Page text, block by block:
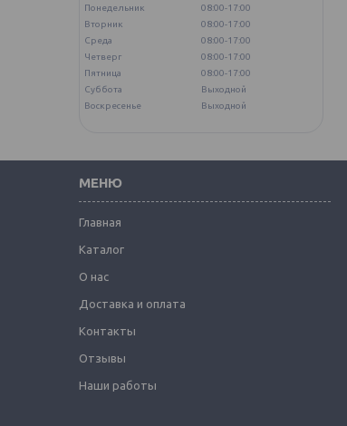
Понедельник
08:00-17:00
Вторник
08:00-17:00
Среда
08:00-17:00
Четверг
08:00-17:00
Пятница
08:00-17:00
Суббота
Выходной
Воскресенье
Выходной
МЕНЮ
Главная
Каталог
О нас
Доставка и оплата
Контакты
Отзывы
Наши работы